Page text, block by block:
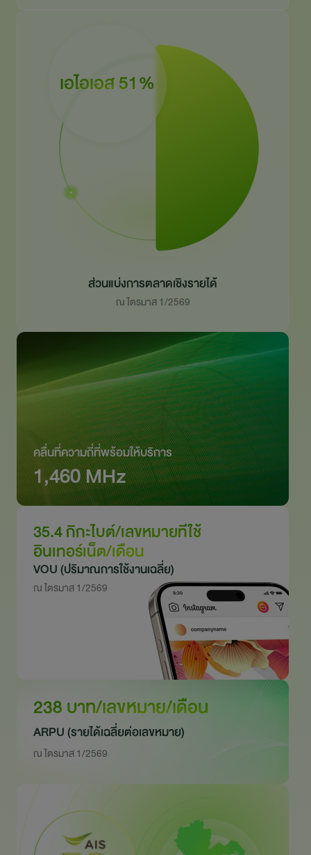
เอไอเอส51%
ส่วนแบ่งการตลาดเชิงรายได้
ณ ไตรมาส 1/2569
คลื่นที่ความถี่ที่พร้อมให้บริการ
1,460 MHz
35.4 กิกะไบต์/เลขหมายที่ใช้
อินเทอร์เน็ต/เดือน
VOU (ปริมาณการใช้งานเฉลี่ย)
ณ ไตรมาส 1/2569
238 บาท/เลขหมาย/เดือน
ARPU (รายได้เฉลี่ยต่อเลขหมาย)
ณ ไตรมาส 1/2569